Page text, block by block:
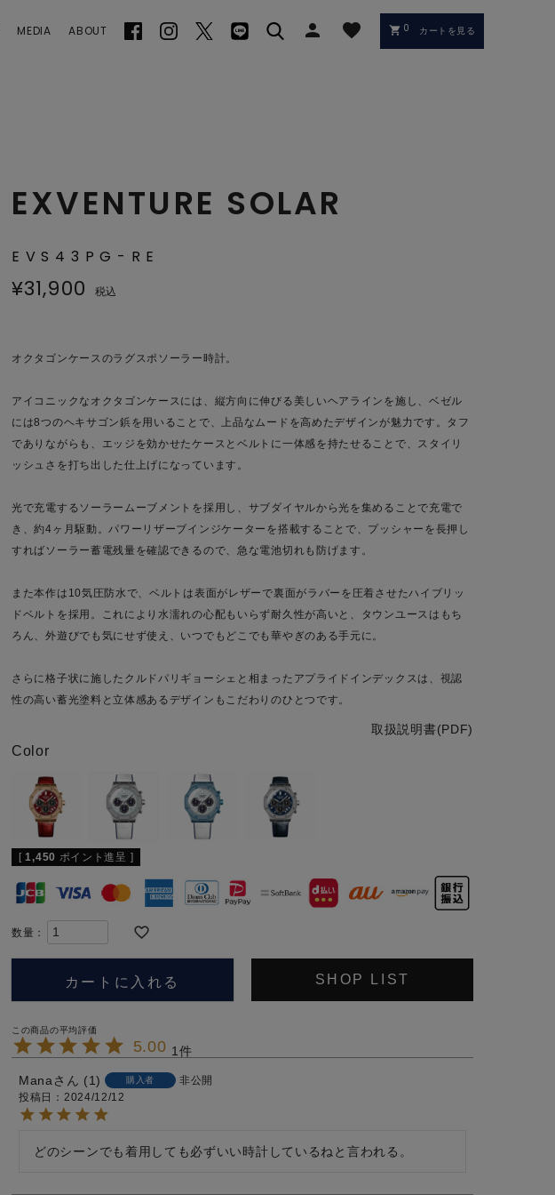
MEDIA ABOUT person favorite shopping_cart 0 カートを見る
EXVENTURE SOLAR
EVS43PG-RE
¥31,900 税込
オクタゴンケースのラグスポソーラー時計。
アイコニックなオクタゴンケースには、縦方向に伸びる美しいヘアラインを施し、ベゼル
には8つのヘキサゴン鋲を用いることで、上品なムードを高めたデザインが魅力です。タフ
でありながらも、エッジを効かせたケースとベルトに一体感を持たせることで、スタイリ
ッシュさを打ち出した仕上げになっています。
光で充電するソーラームーブメントを採用し、サブダイヤルから光を集めることで充電で
き、約4ヶ月駆動。パワーリザーブインジケーターを搭載することで、プッシャーを長押し
すればソーラー蓄電残量を確認できるので、急な電池切れも防げます。
また本作は10気圧防水で、ベルトは表面がレザーで裏面がラバーを圧着させたハイブリッ
ドベルトを採用。これにより水濡れの心配もいらず耐久性が高いと、タウンユースはもち
ろん、外遊びでも気にせず使え、いつでもどこでも華やぎのある手元に。
さらに格子状に施したクルドパリギョーシェと相まったアプライドインデックスは、視認
性の高い蓄光塗料と立体感あるデザインもこだわりのひとつです。
取扱説明書(PDF)
Color
[ 1,450 ポイント進呈 ]
カートに入れる SHOP LIST
5.00 1
Mana 1 購入者
非公開
投稿日
2024/12/12
どのシーンでも着用しても必ずいい時計しているねと言われる。